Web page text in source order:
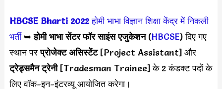
HBCSE Bharti 2022 होमी भाभा विज्ञान शिक्षा केंद्र में निकली
भर्ती➥होमी भाभा सेंटर फॉर साइंस एजुकेशन(HBCSE) दिए गए
स्थान परप्रोजेक्ट असिस्टेंट[Project Assistant] और
ट्रेड्समैन ट्रेनी[Tradesman Trainee] के 2 कंडक्ट पदों के
लिए वॉक-इन-इंटरव्यू आयोजित करेगा।